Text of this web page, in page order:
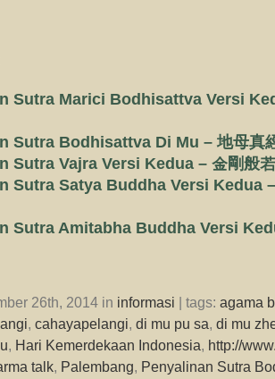
Sutra Marici Bodhisattva Versi
Sutra Bodhisattva Di Mu – 地母真
Sutra Vajra Versi Kedua – 金剛般
Sutra Satya Buddha Versi Kedua
Sutra Amitabha Buddha Versi
26th, 2014 in informasi | tags: agama
, cahayapelangi, di mu pu sa, di mu
, Hari Kemerdekaan Indonesia, http://
talk, Palembang, Penyalinan Sutra